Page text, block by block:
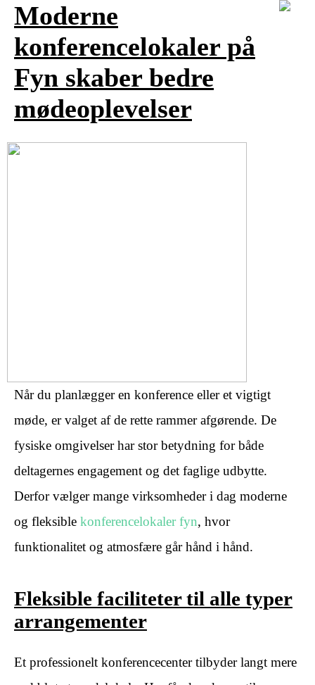
Moderne
konferencelokaler på
Fyn skaber bedre
mødeoplevelser
Når du planlægger en konference eller et vigtigt
møde, er valget af de rette rammer afgørende. De
fysiske omgivelser har stor betydning for både
deltagernes engagement og det faglige udbytte.
Derfor vælger mange virksomheder i dag moderne
og fleksible konferencelokaler fyn, hvor
funktionalitet og atmosfære går hånd i hånd.
Fleksible faciliteter til alle typer
arrangementer
Et professionelt konferencecenter tilbyder langt mere